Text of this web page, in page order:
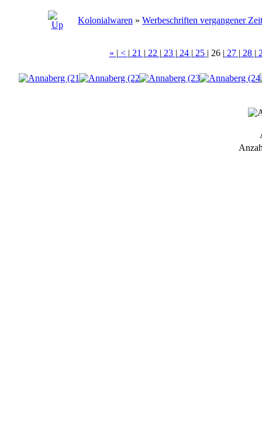
Kolonialwaren » Werbeschriften vergangener
« | < | 21 | 22 | 23 | 24 | 25 | 26 | 27 | 28 |